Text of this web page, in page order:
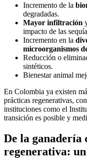
Incremento de la
degradadas.
Mayor infiltración
impacto de las
Incremento en la
microorganismos
Reducción o
sintéticos.
Bienestar animal
En Colombia ya existen
prácticas regenerativas,
instituciones como el
transición es posible y
De la ganadería
regenerativa: